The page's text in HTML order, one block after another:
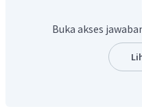
Buka akses